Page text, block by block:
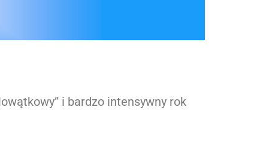
i bardzo intensywny rok